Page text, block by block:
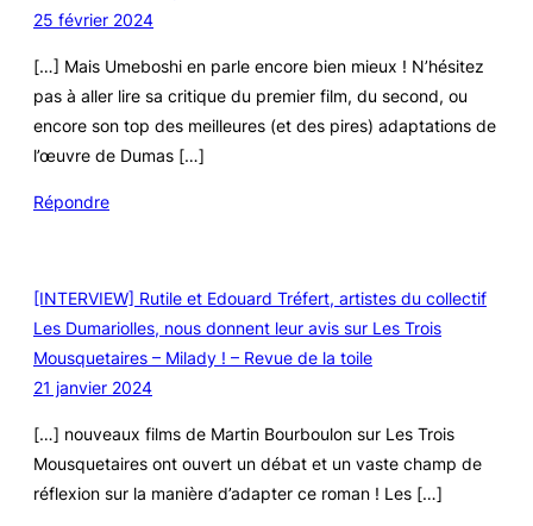
25 février 2024
[…] Mais Umeboshi en parle encore bien mieux ! N’hésitez
pas à aller lire sa critique du premier film, du second, ou
encore son top des meilleures (et des pires) adaptations de
l’œuvre de Dumas […]
Répondre
[INTERVIEW] Rutile et Edouard Tréfert, artistes du collectif
Les Dumariolles, nous donnent leur avis sur Les Trois
Mousquetaires – Milady ! – Revue de la toile
21 janvier 2024
[…] nouveaux films de Martin Bourboulon sur Les Trois
Mousquetaires ont ouvert un débat et un vaste champ de
réflexion sur la manière d’adapter ce roman ! Les […]